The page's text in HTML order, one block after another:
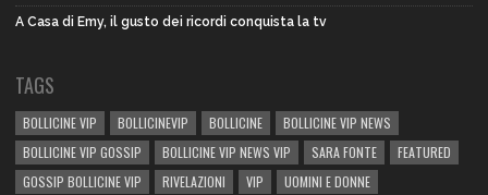
A Casa di Emy, il gusto dei ricordi conquista la tv
TAGS
BOLLICINE VIP BOLLICINEVIP BOLLICINE
BOLLICINE VIP NEWS
BOLLICINE VIP GOSSIP
BOLLICINE VIP NEWS VIP SARA FONTE
FEATURED
GOSSIP BOLLICINE VIP
RIVELAZIONI VIP UOMINI E DONNE